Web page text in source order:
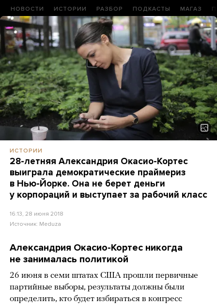
НОВОСТИ ИСТОРИИ РАЗБОР ПОДКАСТЫ МАГАЗ
ИСТОРИИ
28-летняя Александрия Окасио-Кортес
выиграла демократические праймериз
в Нью-Йорке. Она не берет деньги
у корпораций и выступает за рабочий класс
16:13, 28 июня 2018
Источник: Meduza
Александрия Окасио-Кортес никогда
не занималась политикой
26 июня в семи штатах США прошли первичные
партийные выборы, результаты должны были
определить, кто будет избираться в конгресс